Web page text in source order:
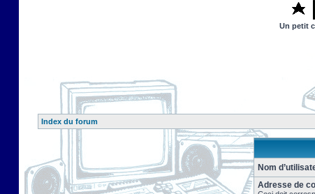
Un petit
Index du forum
Nom
Adresse de